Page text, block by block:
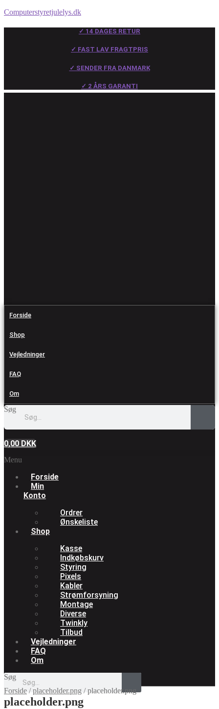
Computerstyretjulelys.dk
✓ 14 DAGES RETUR
✓ FAST LAV FRAGTPRIS
✓ SENDER FRA DANMARK
✓ 2 ÅRS GARANTI
Forside
Shop
Vejledninger
FAQ
Om
Søg
0,00 DKK
Menu
Forside
Min
Konto
Ordrer
Ønskeliste
Shop
Kasse
Indkøbskurv
Styring
Pixels
Kabler
Strømforsyning
Montage
Diverse
Twinkly
Tilbud
Vejledninger
FAQ
Om
Søg
Forside /placeholder.png /placeholder.png
placeholder.png